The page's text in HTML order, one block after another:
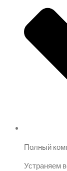
Полный
Устраняем